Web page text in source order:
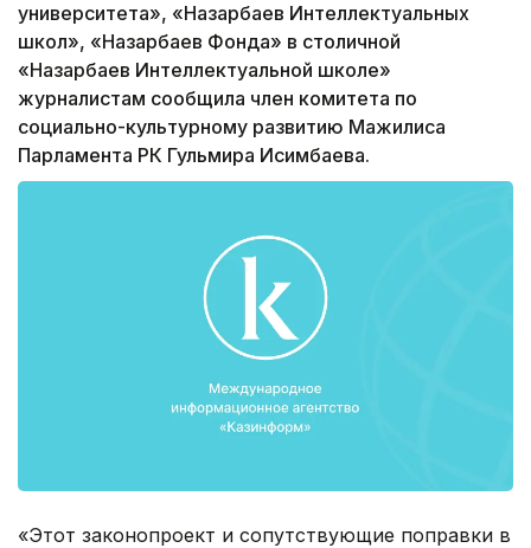
университета», «Назарбаев Интеллектуальных
школ», «Назарбаев Фонда» в столичной
«Назарбаев Интеллектуальной школе»
журналистам сообщила член комитета по
социально-культурному развитию Мажилиса
Парламента РК Гульмира Исимбаева.
«Этот законопроект и сопутствующие поправки в